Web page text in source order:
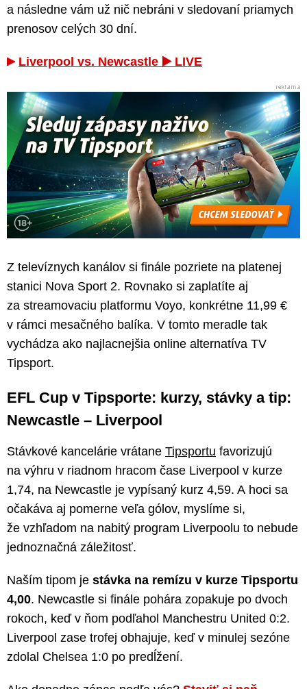
a následne vám už nič nebráni v sledovaní priamych
prenosov celých 30 dní.
Liverpool vs. Newcastle ▶️ LIVE
Z televíznych kanálov si finále pozriete na platenej
stanici Nova Sport 2. Rovnako si zaplatíte aj
za streamovaciu platformu Voyo, konkrétne 11,99 €
v rámci mesačného balíka. V tomto meradle tak
vychádza ako najlacnejšia online alternatíva TV
Tipsport.
EFL Cup v Tipsporte: kurzy, stávky a tip:
Newcastle – Liverpool
Stávkové kancelárie vrátane Tipsportu favorizujú
na výhru v riadnom hracom čase Liverpool v kurze
1,74, na Newcastle je vypísaný kurz 4,59. A hoci sa
očakáva aj pomerne veľa gólov, myslíme si,
že vzhľadom na nabitý program Liverpoolu to nebude
jednoznačná záležitosť.
Naším tipom je stávka na remízu v kurze Tipsportu
4,00. Newcastle si finále pohára zopakuje po dvoch
rokoch, keď v ňom podľahol Manchestru United 0:2.
Liverpool zase trofej obhajuje, keď v minulej sezóne
zdolal Chelsea 1:0 po predĺžení.